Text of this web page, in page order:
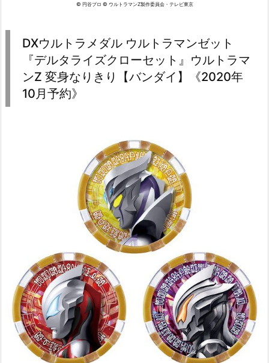
© 円谷プロ © ウルトラマンZ製作委員会・テレビ東京
DXウルトラメダル ウルトラマンゼット
『デルタライズクローセット』ウルトラマ
ンZ 変身なりきり【バンダイ】《2020年
10月予約》